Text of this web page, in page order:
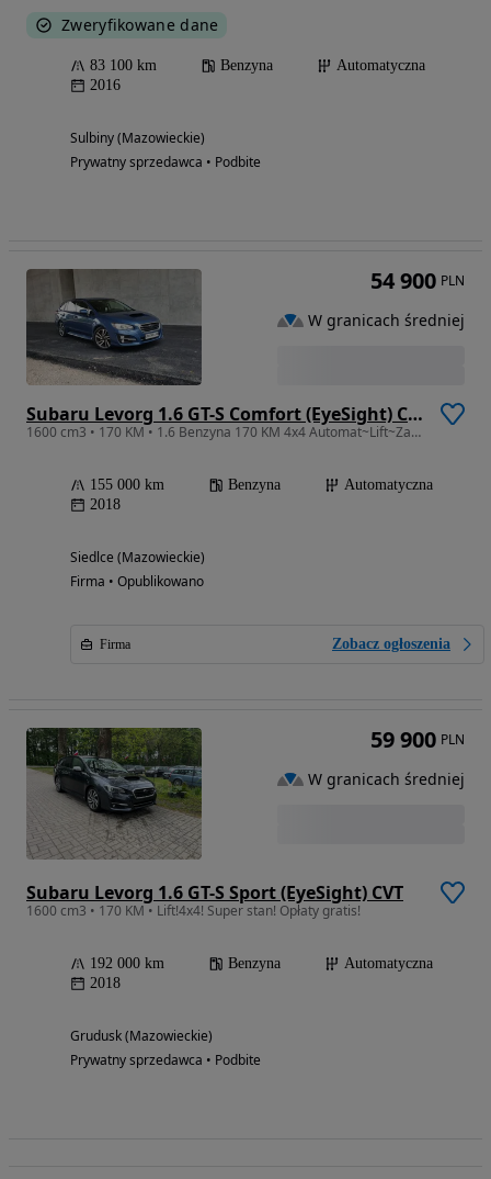
Zweryfikowane dane
83 100 km Benzyna
Automatyczna
2016
Sulbiny (Mazowieckie)
Prywatny sprzedawca • Podbite
Subaru Levorg 1.6 GT-S Comfort (EyeSight) CVT
1600 cm3 • 170 KM • 1.6 Benzyna 170 KM 4x4 Automat~Lift~Zadbane!~Zarejestrowane!~2 Kpl Kół
155 000 km Benzyna
Automatyczna
2018
Siedlce (Mazowieckie)
Firma • Opublikowano
Firma Zobacz ogłoszenia
54 900 PLN
W granicach średniej
Subaru Levorg 1.6 GT-S Sport (EyeSight) CVT
1600 cm3 • 170 KM • Lift!4x4! Super stan! Opłaty gratis!
192 000 km Benzyna
Automatyczna
2018
Grudusk (Mazowieckie)
Prywatny sprzedawca • Podbite
59 900 PLN
W granicach średniej